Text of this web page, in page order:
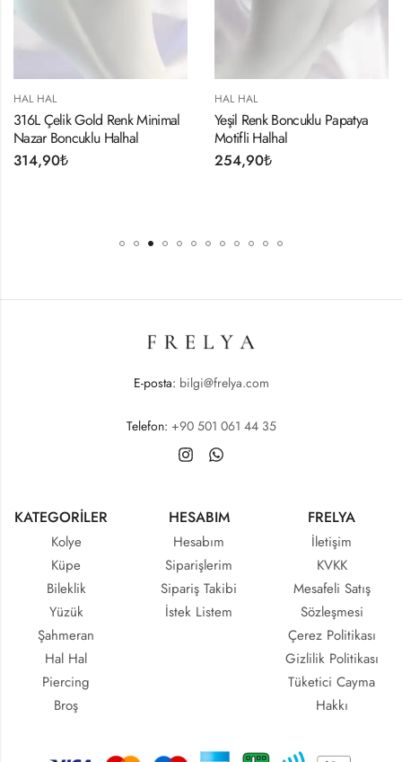
HAL HAL
316L Çelik Gold Renk Minimal
Nazar Boncuklu Halhal
314,90₺
HAL HAL
Yeşil Renk Boncuklu Papatya
Motifli Halhal
254,90₺
E-posta: bilgi@frelya.com
Telefon: +90 501 061 44 35
KATEGORİLER
Kolye
Küpe
Bileklik
Yüzük
Şahmeran
Hal Hal
Piercing
Broş
HESABIM
Hesabım
Siparişlerim
Sipariş Takibi
İstek Listem
FRELYA
İletişim
KVKK
Mesafeli Satış
Sözleşmesi
Çerez Politikası
Gizlilik Politikası
Tüketici Cayma
Hakkı